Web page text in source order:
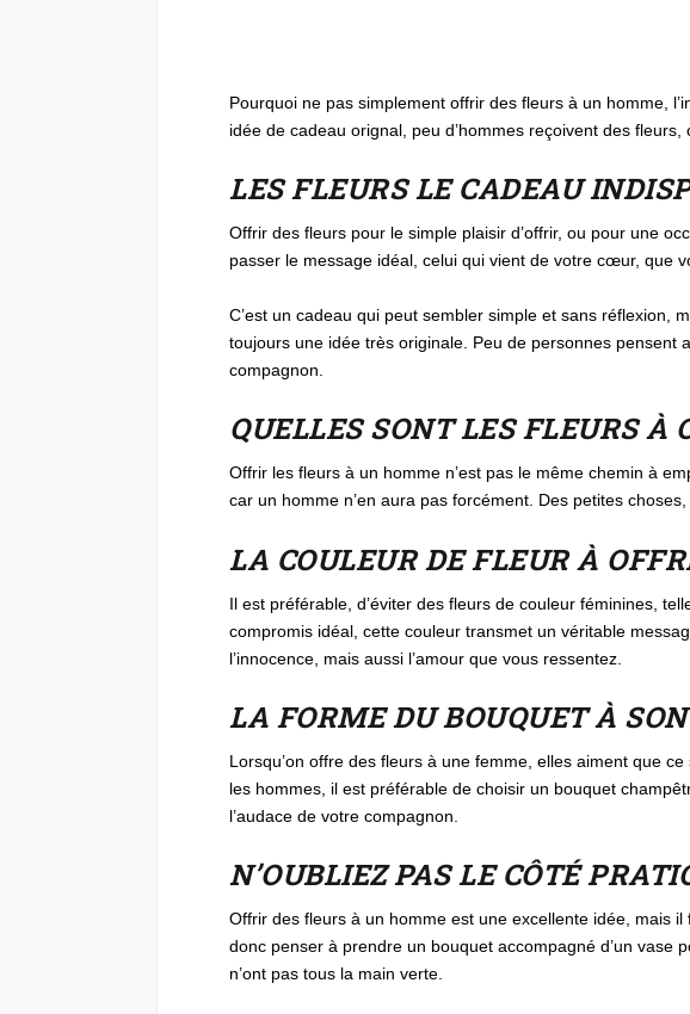
Pourquoi ne pas simplement offrir des fleurs à un homme,
idée de cadeau orignal, peu d’hommes reçoivent des fleurs,
LES FLEURS LE CADEAU
Offrir des fleurs pour le simple plaisir d’offrir, ou pour une
passer le message idéal, celui qui vient de votre cœur, que
C’est un cadeau qui peut sembler simple et sans réflexion,
toujours une idée très originale. Peu de personnes
compagnon.
QUELLES SONT LES FLEURS
Offrir les fleurs à un homme n’est pas le même chemin à
car un homme n’en aura pas forcément. Des petites
LA COULEUR DE FLEUR À
Il est préférable, d’éviter des fleurs de couleur féminines,
compromis idéal, cette couleur transmet un véritable
l’innocence, mais aussi l’amour que vous ressentez.
LA FORME DU BOUQUET À
Lorsqu’on offre des fleurs à une femme, elles aiment que
les hommes, il est préférable de choisir un bouquet
l’audace de votre compagnon.
N’OUBLIEZ PAS LE CÔTÉ
Offrir des fleurs à un homme est une excellente idée, mais
donc penser à prendre un bouquet accompagné d’un vase
n’ont pas tous la main verte.